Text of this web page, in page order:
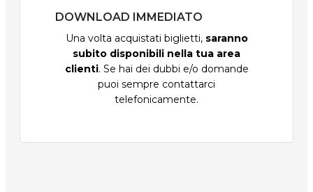
DOWNLOAD IMMEDIATO
Una volta acquistati biglietti, saranno
subito disponibili nella tua area
clienti. Se hai dei dubbi e/o domande
puoi sempre contattarci
telefonicamente.